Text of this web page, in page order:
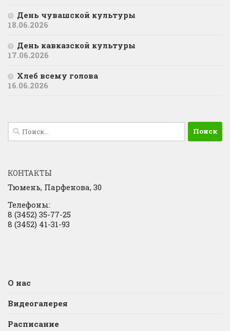
День чувашской культуры
18.06.2026
День кавказской культуры
17.06.2026
Хлеб всему голова
16.06.2026
Найти:
КОНТАКТЫ
Тюмень, Парфенова, 30
Телефоны:
8 (3452) 35-77-25
8 (3452) 41-31-93
О нас
Видеогалерея
Расписание